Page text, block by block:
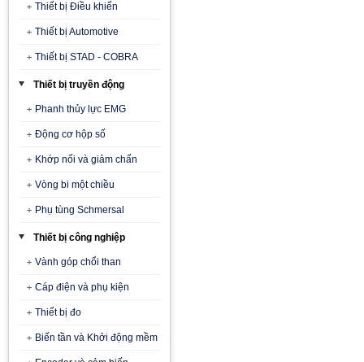
Thiết bị Điều khiển
Thiết bị Automotive
Thiết bị STAD - COBRA
Thiết bị truyền động
Phanh thủy lực EMG
Động cơ hộp số
Khớp nối và giảm chấn
Vòng bi một chiều
Phụ tùng Schmersal
Thiết bị công nghiệp
Vành góp chổi than
Cáp điện và phụ kiện
Thiết bị đo
Biến tần và Khởi động mềm